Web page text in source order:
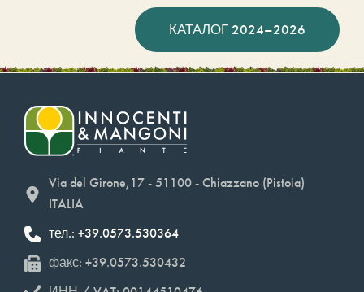
КАТАЛОГ 2024–2026
Via del Girone,17 - 51100 - Chiazzano (Pistoia)
ITALIA
тел.: +39.0573.530364
факс: +39.0573.530432